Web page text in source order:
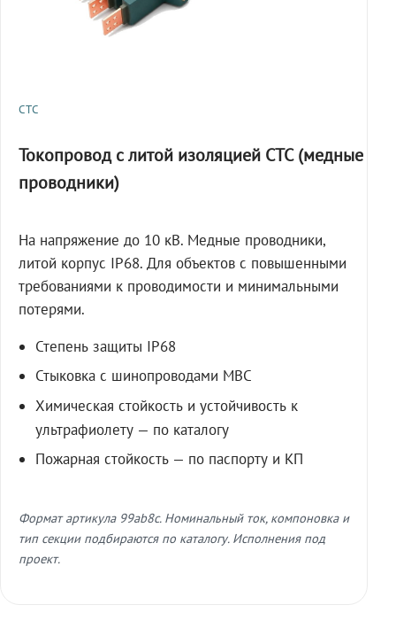
СТС
Токопровод с литой изоляцией СТС (медные
проводники)
На напряжение до 10 кВ. Медные проводники,
литой корпус IP68. Для объектов с повышенными
требованиями к проводимости и минимальными
потерями.
Степень защиты IP68
Стыковка с шинопроводами МВС
Химическая стойкость и устойчивость к
ультрафиолету — по каталогу
Пожарная стойкость — по паспорту и КП
Формат артикула 99ab8c. Номинальный ток, компоновка и
тип секции подбираются по каталогу. Исполнения под
проект.